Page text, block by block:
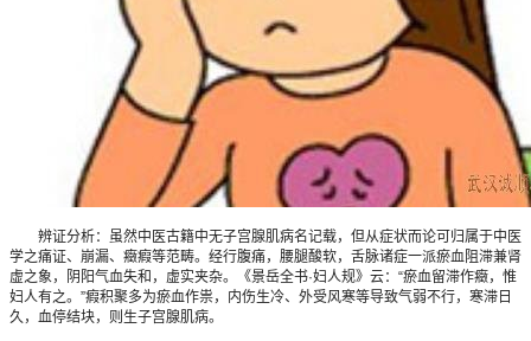
辨证分析：虽然中医古籍中无子宫腺肌病名记载，但从症状而论可归属于中医
学之痛证、崩漏、癥瘕等范畴。经行腹痛，腰腿酸软，舌脉诸症一派瘀血阻滞兼肾
虚之象，阴阳气血失和，虚实夹杂。《景岳全书·妇人规》云：“瘀血留滞作癥，惟
妇人有之。”瘕积聚多为瘀血作祟，内伤生冷、外受风寒等导致气弱不行，寒滞日
久，血停结块，则生子宫腺肌病。